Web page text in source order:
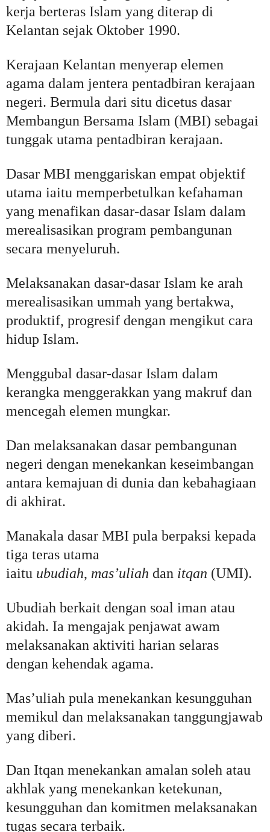
kerja berteras Islam yang diterap di
Kelantan sejak Oktober 1990.
Kerajaan Kelantan menyerap elemen
agama dalam jentera pentadbiran kerajaan
negeri. Bermula dari situ dicetus dasar
Membangun Bersama Islam (MBI) sebagai
tunggak utama pentadbiran kerajaan.
Dasar MBI menggariskan empat objektif
utama iaitu memperbetulkan kefahaman
yang menafikan dasar-dasar Islam dalam
merealisasikan program pembangunan
secara menyeluruh.
Melaksanakan dasar-dasar Islam ke arah
merealisasikan ummah yang bertakwa,
produktif, progresif dengan mengikut cara
hidup Islam.
Menggubal dasar-dasar Islam dalam
kerangka menggerakkan yang makruf dan
mencegah elemen mungkar.
Dan melaksanakan dasar pembangunan
negeri dengan menekankan keseimbangan
antara kemajuan di dunia dan kebahagiaan
di akhirat.
Manakala dasar MBI pula berpaksi kepada
tiga teras utama
iaitu ubudiah, mas’uliah dan itqan (UMI).
Ubudiah berkait dengan soal iman atau
akidah. Ia mengajak penjawat awam
melaksanakan aktiviti harian selaras
dengan kehendak agama.
Mas’uliah pula menekankan kesungguhan
memikul dan melaksanakan tanggungjawab
yang diberi.
Dan Itqan menekankan amalan soleh atau
akhlak yang menekankan ketekunan,
kesungguhan dan komitmen melaksanakan
tugas secara terbaik.